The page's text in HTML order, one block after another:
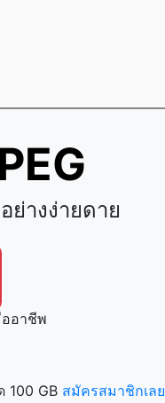
ย่างง่ายดาย
อาชีพ
100 GB สมัครสมาชิกเลย